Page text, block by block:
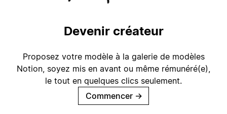
Devenir créateur
Proposez votre modèle à la galerie de modèles
Notion, soyez mis en avant ou même rémunéré(e),
le tout en quelques clics seulement.
Commencer →